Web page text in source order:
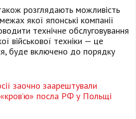
розглядають можливість
якої японські компанії
технічне обслуговування
військової техніки — це
буде включено до порядку
заочно заарештували
посла РФ у Польщі